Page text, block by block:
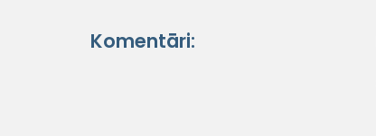
Komentāri: